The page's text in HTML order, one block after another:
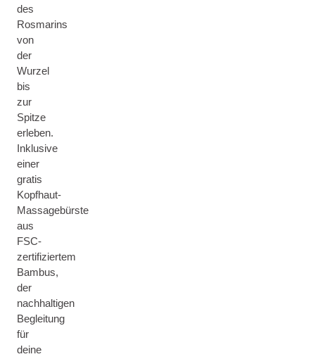
des
Rosmarins
von
der
Wurzel
bis
zur
Spitze
erleben.
Inklusive
einer
gratis
Kopfhaut-
Massagebürste
aus
FSC-
zertifiziertem
Bambus,
der
nachhaltigen
Begleitung
für
deine